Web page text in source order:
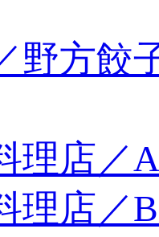
野方餃
理店／
理店／